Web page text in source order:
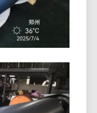
equilibrio di forza,
Alluminio
PE
in PE di alta